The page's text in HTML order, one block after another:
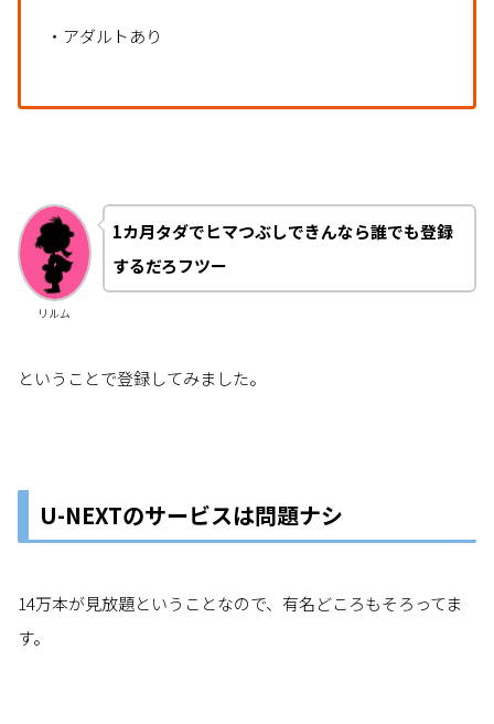
・アダルトあり
リルム
1カ月タダでヒマつぶしできんなら誰でも登録
するだろフツー
ということで登録してみました。
U-NEXTのサービスは問題ナシ
14万本が見放題ということなので、有名どころもそろってま
す。